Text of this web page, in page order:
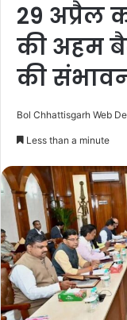
29 अप्रैल
की अहम
की
Bol Chhattisgarh Web
Less than a minute